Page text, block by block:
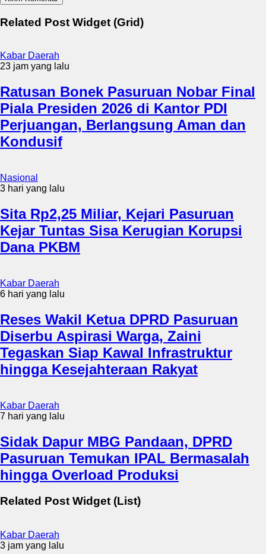
Related Post Widget (Grid)
Kabar Daerah
23 jam yang lalu
Ratusan Bonek Pasuruan Nobar Final
Piala Presiden 2026 di Kantor PDI
Perjuangan, Berlangsung Aman dan
Kondusif
Nasional
3 hari yang lalu
Sita Rp2,25 Miliar, Kejari Pasuruan
Kejar Tuntas Sisa Kerugian Korupsi
Dana PKBM
Kabar Daerah
6 hari yang lalu
Reses Wakil Ketua DPRD Pasuruan
Diserbu Aspirasi Warga, Zaini
Tegaskan Siap Kawal Infrastruktur
hingga Kesejahteraan Rakyat
Kabar Daerah
7 hari yang lalu
Sidak Dapur MBG Pandaan, DPRD
Pasuruan Temukan IPAL Bermasalah
hingga Overload Produksi
Related Post Widget (List)
Kabar Daerah
3 jam yang lalu